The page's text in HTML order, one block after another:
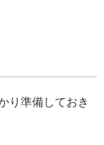
り準備しておき